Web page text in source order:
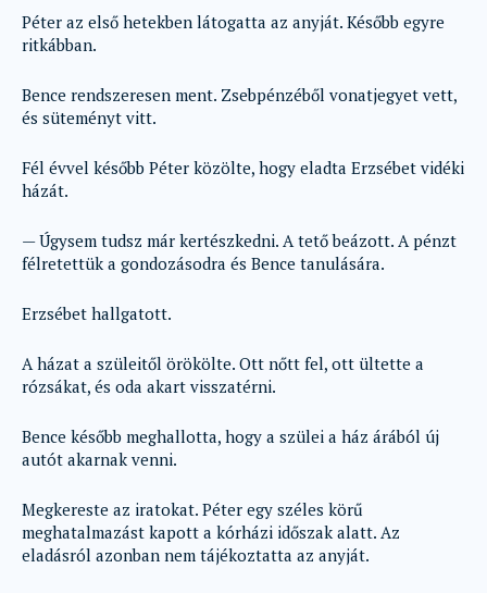
Péter az első hetekben látogatta az anyját. Később egyre
ritkábban.
Bence rendszeresen ment. Zsebpénzéből vonatjegyet vett,
és süteményt vitt.
Fél évvel később Péter közölte, hogy eladta Erzsébet vidéki
házát.
— Úgysem tudsz már kertészkedni. A tető beázott. A pénzt
félretettük a gondozásodra és Bence tanulására.
Erzsébet hallgatott.
A házat a szüleitől örökölte. Ott nőtt fel, ott ültette a
rózsákat, és oda akart visszatérni.
Bence később meghallotta, hogy a szülei a ház árából új
autót akarnak venni.
Megkereste az iratokat. Péter egy széles körű
meghatalmazást kapott a kórházi időszak alatt. Az
eladásról azonban nem tájékoztatta az anyját.